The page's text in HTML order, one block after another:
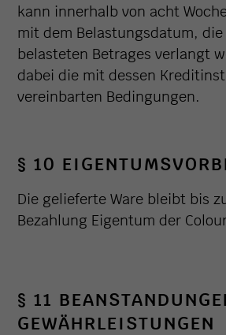
kann innerhalb von acht
mit dem Belastungsdatum,
belasteten Betrages verlangt
dabei die mit dessen
vereinbarten Bedingungen.
§ 10
Die gelieferte Ware bleibt bis
Bezahlung Eigentum der
§ 11
GEWÄHRLEISTUNGEN